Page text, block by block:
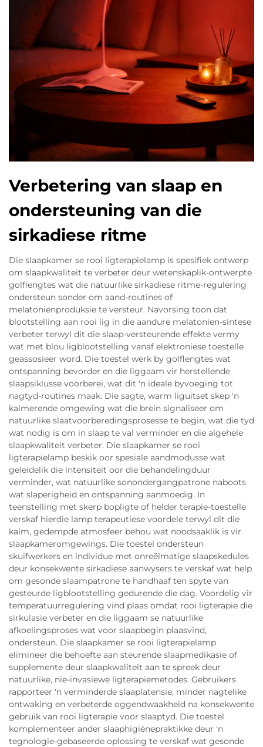
Verbetering van slaap en
ondersteuning van die
sirkadiese ritme
Die slaapkamer se rooi ligterapielamp is spesifiek ontwerp
om slaapkwaliteit te verbeter deur wetenskaplik-ontwerpte
golflengtes wat die natuurlike sirkadiese ritme-regulering
ondersteun sonder om aand-routines of
melatonienproduksie te versteur. Navorsing toon dat
blootstelling aan rooi lig in die aandure melatonien-sintese
verbeter terwyl dit die slaap-versteurende effekte vermy
wat met blou ligblootstelling vanaf elektroniese toestelle
geassosieer word. Die toestel werk by golflengtes wat
ontspanning bevorder en die liggaam vir herstellende
slaapsiklusse voorberei, wat dit 'n ideale byvoeging tot
nagtyd-routines maak. Die sagte, warm liguitset skep 'n
kalmerende omgewing wat die brein signaliseer om
natuurlike slaatvoorberedingsprosesse te begin, wat die tyd
wat nodig is om in slaap te val verminder en die algehele
slaapkwaliteit verbeter. Die slaapkamer se rooi
ligterapielamp beskik oor spesiale aandmodusse wat
geleidelik die intensiteit oor die behandelingduur
verminder, wat natuurlike sonondergangpatrone naboots
wat slaperigheid en ontspanning aanmoedig. In
teenstelling met skerp bopligte of helder terapie-toestelle
verskaf hierdie lamp terapeutiese voordele terwyl dit die
kalm, gedempde atmosfeer behou wat noodsaaklik is vir
slaapkameromgewings. Die toestel ondersteun
skuifwerkers en individue met onreëlmatige slaapskedules
deur konsekwente sirkadiese aanwysers te verskaf wat help
om gesonde slaampatrone te handhaaf ten spyte van
gesteurde ligblootstelling gedurende die dag. Voordelig vir
temperatuurregulering vind plaas omdat rooi ligterapie die
sirkulasie verbeter en die liggaam se natuurlike
afkoelingsproses wat voor slaapbegin plaasvind,
ondersteun. Die slaapkamer se rooi ligterapielamp
elimineer die behoefte aan steurende slaapmedikasie of
supplemente deur slaapkwaliteit aan te spreek deur
natuurlike, nie-invasiewe ligterapiemetodes. Gebruikers
rapporteer 'n verminderde slaaplatensie, minder nagtelike
ontwaking en verbeterde oggendwaakheid na konsekwente
gebruik van rooi ligterapie voor slaaptyd. Die toestel
komplementeer ander slaaphigiënepraktikke deur 'n
tegnologie-gebaseerde oplossing te verskaf wat gesonde